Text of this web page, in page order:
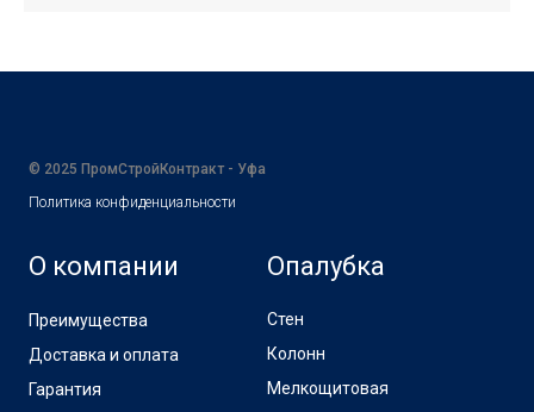
© 2025 ПромСтройКонтракт - Уфа
Политика конфиденциальности
О компании
Преимущества
Доставка и оплата
Гарантия
Опалубка
Стен
Колонн
Мелкощитовая